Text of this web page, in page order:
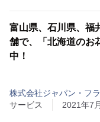
富山県、石川県、福
舗で、「北海道のお
中！
株式会社ジャパン・フ
サービス
2021年7